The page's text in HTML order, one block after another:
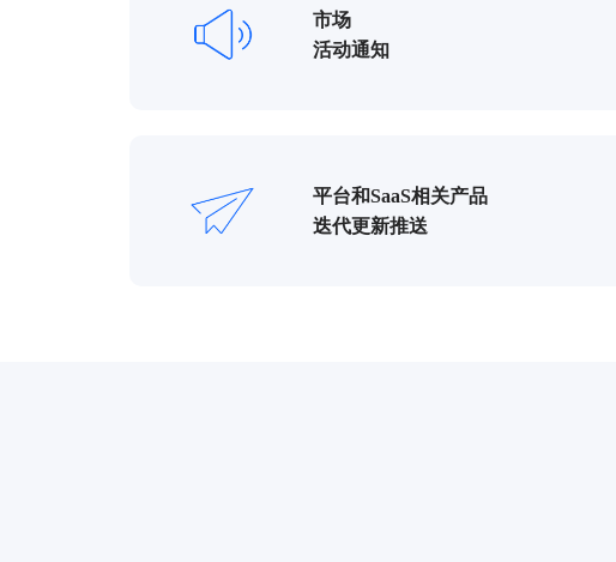
市场
活动通知
平台和SaaS相关产品
迭代更新推送